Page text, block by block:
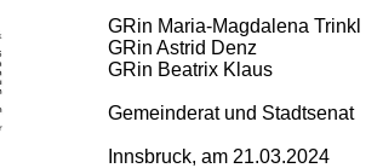
GRin Maria-Magdalena Trinkl
GRin Astrid Denz
GRin Beatrix Klaus
Gemeinderat und Stadtsenat
Innsbruck, am 21.03.2024